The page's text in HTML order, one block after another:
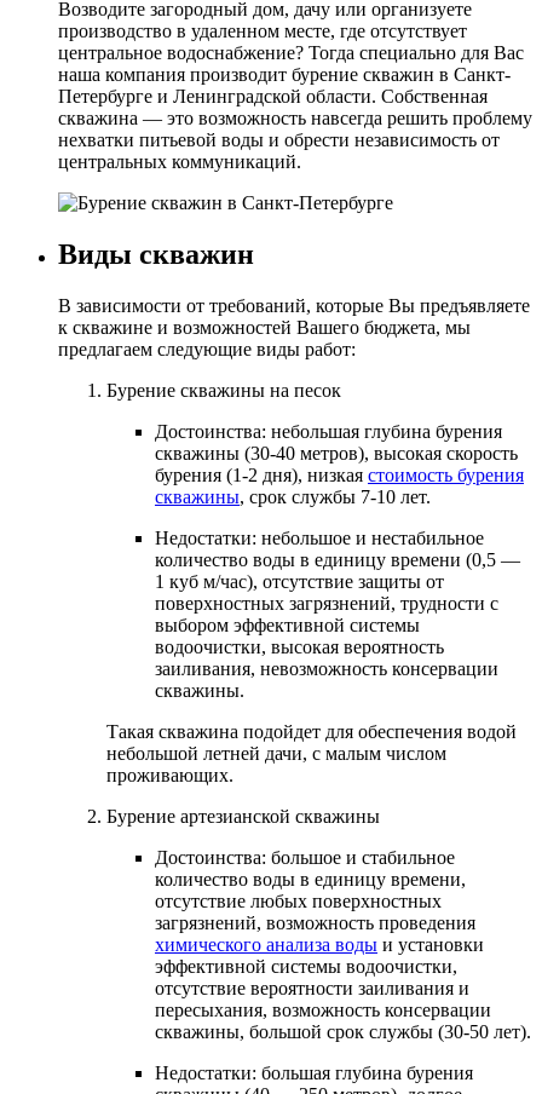
Возводите загородный дом, дачу или организуете
производство в удаленном месте, где отсутствует
центральное водоснабжение? Тогда специально для Вас
наша компания производит бурение скважин в Санкт-
Петербурге и Ленинградской области. Собственная
скважина — это возможность навсегда решить проблему
нехватки питьевой воды и обрести независимость от
центральных коммуникаций.
Виды скважин
В зависимости от требований, которые Вы предъявляете
к скважине и возможностей Вашего бюджета, мы
предлагаем следующие виды работ:
Бурение скважины на песок
Достоинства: небольшая глубина бурения
скважины (30-40 метров), высокая скорость
бурения (1-2 дня), низкая стоимость бурения
скважины, срок службы 7-10 лет.
Недостатки: небольшое и нестабильное
количество воды в единицу времени (0,5 —
1 куб м/час), отсутствие защиты от
поверхностных загрязнений, трудности с
выбором эффективной системы
водоочистки, высокая вероятность
заиливания, невозможность консервации
скважины.
Такая скважина подойдет для обеспечения водой
небольшой летней дачи, с малым числом
проживающих.
Бурение артезианской скважины
Достоинства: большое и стабильное
количество воды в единицу времени,
отсутствие любых поверхностных
загрязнений, возможность проведения
химического анализа воды и установки
эффективной системы водоочистки,
отсутствие вероятности заиливания и
пересыхания, возможность консервации
скважины, большой срок службы (30-50 лет).
Недостатки: большая глубина бурения